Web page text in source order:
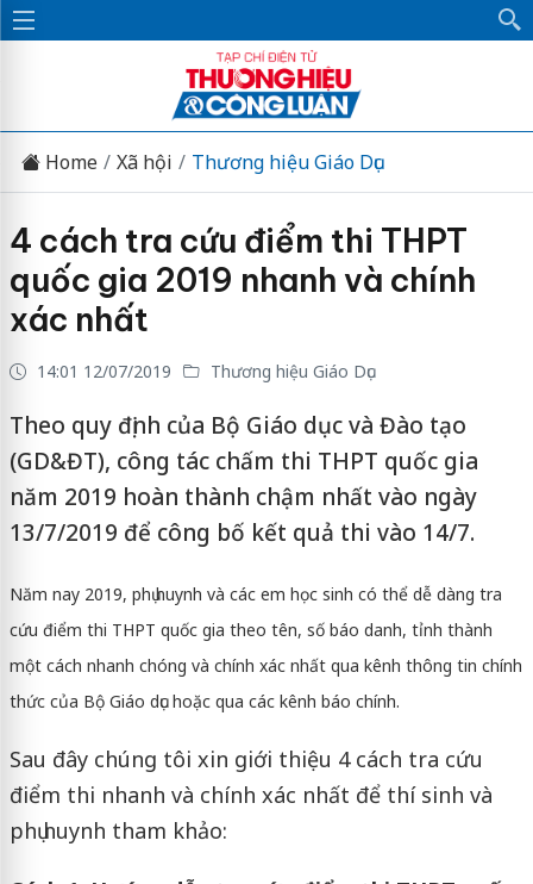
Home Xã hội Thương hiệu Giáo Dục
4 cách tra cứu điểm thi THPT
quốc gia 2019 nhanh và chính
xác nhất
14:01 12/07/2019 Thương hiệu Giáo Dục
Theo quy định của Bộ Giáo dục và Đào tạo
(GD&ĐT), công tác chấm thi THPT quốc gia
năm 2019 hoàn thành chậm nhất vào ngày
13/7/2019 để công bố kết quả thi vào 14/7.
Năm nay 2019, phụ huynh và các em học sinh có thể dễ dàng tra
cứu điểm thi THPT quốc gia theo tên, số báo danh, tỉnh thành
một cách nhanh chóng và chính xác nhất qua kênh thông tin chính
thức của Bộ Giáo dục hoặc qua các kênh báo chính.
Sau đây chúng tôi xin giới thiệu 4 cách tra cứu
điểm thi nhanh và chính xác nhất để thí sinh và
phụ huynh tham khảo: